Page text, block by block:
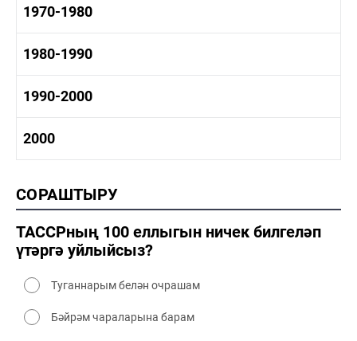
1960-1970 тарих
1960-1970 мәдәният
1970-1980
1970-1980 тарих
1970-1980 мәдәният
1980-1990
1980-1990 тарих
1980-1990 мәдәният
1990-2000
1990-2000 мәдәният
2000
2000 сәнәгать
2000 мәдәният
СОРАШТЫРУ
ТАССРның 100 еллыгын ничек билгеләп
үтәргә уйлыйсыз?
Туганнарым белән очрашам
Бәйрәм чараларына барам